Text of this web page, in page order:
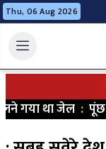
Thu, 06 Aug 2026
गया था जेल:पूंछ